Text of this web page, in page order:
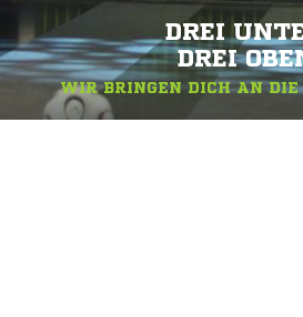
DREI
DREI
WIR BRINGEN DICH AN DIE